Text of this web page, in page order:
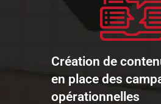
Création de
en place des
opérationnelles